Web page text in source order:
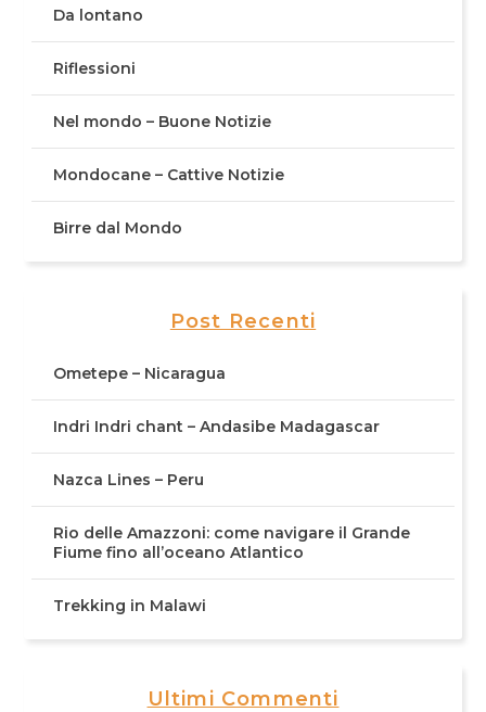
Da lontano
Riflessioni
Nel mondo – Buone Notizie
Mondocane – Cattive Notizie
Birre dal Mondo
Post Recenti
Ometepe – Nicaragua
Indri Indri chant – Andasibe Madagascar
Nazca Lines – Peru
Rio delle Amazzoni: come navigare il Grande
Fiume fino all’oceano Atlantico
Trekking in Malawi
Ultimi Commenti